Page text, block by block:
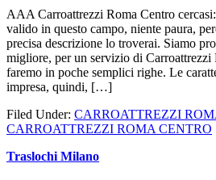
AAA Carroattrezzi Roma Centro
valido in questo campo, niente paura,
precisa descrizione lo troverai. Siamo
migliore, per un servizio di Carroattrezzi
faremo in poche semplici righe. Le
impresa, quindi, […]
Filed Under: CARROATTREZZI
CARROATTREZZI ROMA CENTRO
Traslochi Milano